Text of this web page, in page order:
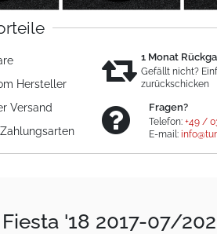
Hersteller
Versand
1 Monat
Gefällt nicht?
zurückschicken
Fragen?
Telefon:+49 /
E-mail:
'18 2017-07/